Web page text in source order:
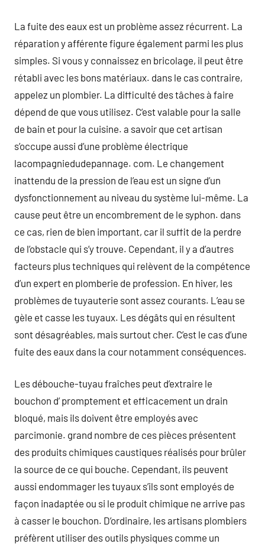
La fuite des eaux est un problème assez récurrent. La
réparation y afférente figure également parmi les plus
simples. Si vous y connaissez en bricolage, il peut être
rétabli avec les bons matériaux. dans le cas contraire,
appelez un plombier. La difficulté des tâches à faire
dépend de que vous utilisez. C’est valable pour la salle
de bain et pour la cuisine. a savoir que cet artisan
s’occupe aussi d’une problème électrique
lacompagniedudepannage. com. Le changement
inattendu de la pression de l’eau est un signe d’un
dysfonctionnement au niveau du système lui-même. La
cause peut être un encombrement de le syphon. dans
ce cas, rien de bien important, car il suffit de la perdre
de l’obstacle qui s’y trouve. Cependant, il y a d’autres
facteurs plus techniques qui relèvent de la compétence
d’un expert en plomberie de profession. En hiver, les
problèmes de tuyauterie sont assez courants. L’eau se
gèle et casse les tuyaux. Les dégâts qui en résultent
sont désagréables, mais surtout cher. C’est le cas d’une
fuite des eaux dans la cour notamment conséquences.
Les débouche-tuyau fraîches peut d’extraire le
bouchon d’ promptement et efficacement un drain
bloqué, mais ils doivent être employés avec
parcimonie. grand nombre de ces pièces présentent
des produits chimiques caustiques réalisés pour brûler
la source de ce qui bouche. Cependant, ils peuvent
aussi endommager les tuyaux s’ils sont employés de
façon inadaptée ou si le produit chimique ne arrive pas
à casser le bouchon. D’ordinaire, les artisans plombiers
préfèrent utiliser des outils physiques comme un